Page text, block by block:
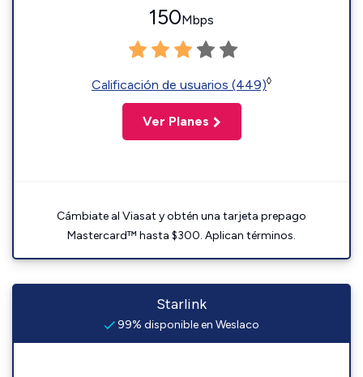
150Mbps
Calificación de usuarios (449)◊
Ver Planes
Cámbiate al Viasat y obtén una tarjeta prepago
Mastercard™ hasta $300. Aplican términos.
Starlink
99% disponible en Weslaco